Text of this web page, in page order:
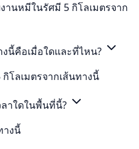
านหมีในรัศมี 5 กิโลเมตรจาก
นี้คือเมื่อใดและที่ไหน?
โลเมตรจากเส้นทางนี้
าใดในพื้นที่นี้?
างนี้